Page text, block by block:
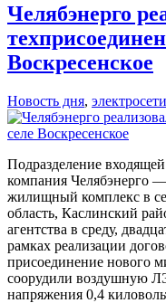
Челябэнерго
Воскресенское
Новость дня, электросети
Подразделение
компания Челябэнерго
жилищный комплекс в
область, Каслинский
агентства в среду,
рамках реализации
присоединение нового
соорудили воздушную
напряжения 0,4